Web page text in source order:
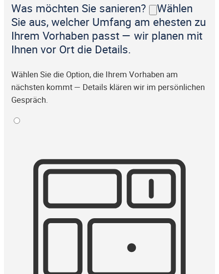
Was möchten Sie sanieren?
Wählen
Sie aus, welcher Umfang am ehesten zu
Ihrem Vorhaben passt — wir planen mit
Ihnen vor Ort die Details.
Wählen Sie die Option, die Ihrem Vorhaben am
nächsten kommt — Details klären wir im persönlichen
Gespräch.